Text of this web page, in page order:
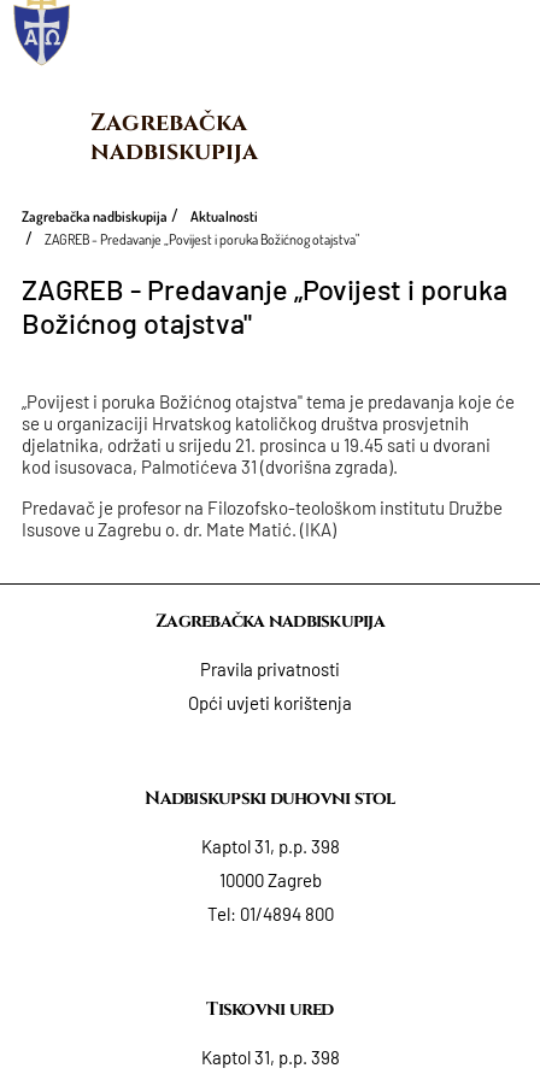
Zagrebačka
nadbiskupija
Zagrebačka nadbiskupija
Aktualnosti
ZAGREB - Predavanje „Povijest i poruka Božićnog otajstva"
ZAGREB - Predavanje „Povijest i poruka
Božićnog otajstva"
„Povijest i poruka Božićnog otajstva" tema je predavanja koje će
se u organizaciji Hrvatskog katoličkog društva prosvjetnih
djelatnika, održati u srijedu 21. prosinca u 19.45 sati u dvorani
kod isusovaca, Palmotićeva 31 (dvorišna zgrada).
Predavač je profesor na Filozofsko-teološkom institutu Družbe
Isusove u Zagrebu o. dr. Mate Matić. (IKA)
Zagrebačka nadbiskupija
Pravila privatnosti
Opći uvjeti korištenja
Nadbiskupski duhovni stol
Kaptol 31, p.p. 398
10000 Zagreb
Tel: 01/4894 800
Tiskovni ured
Kaptol 31, p.p. 398